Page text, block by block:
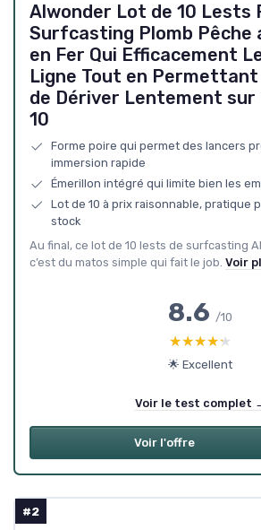
Alwonder Lot de 10 Lests
Surfcasting Plomb Pêche
en Fer Qui Efficacement
Ligne Tout en
de Dériver Lentement sur
10
Forme poire qui permet des lancers
immersion rapide
Émerillon intégré qui limite bien les
Lot de 10 à prix raisonnable, pratique
stock
Au final, ce lot de 10 lests de surfcasting
c’est du matos simple qui fait le job. Voir
8.6 /10
★★★★★
★★★★★
🌟 Excellent
Voir le test complet
Voir l'offre
#2